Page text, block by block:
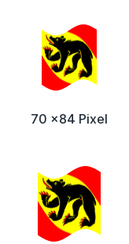
70 x84 Pixel